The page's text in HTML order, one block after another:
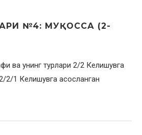
№4: МУҚОССА (2-
ва унинг турлари 2/2 Келишувга
2/1 Келишувга асосланган